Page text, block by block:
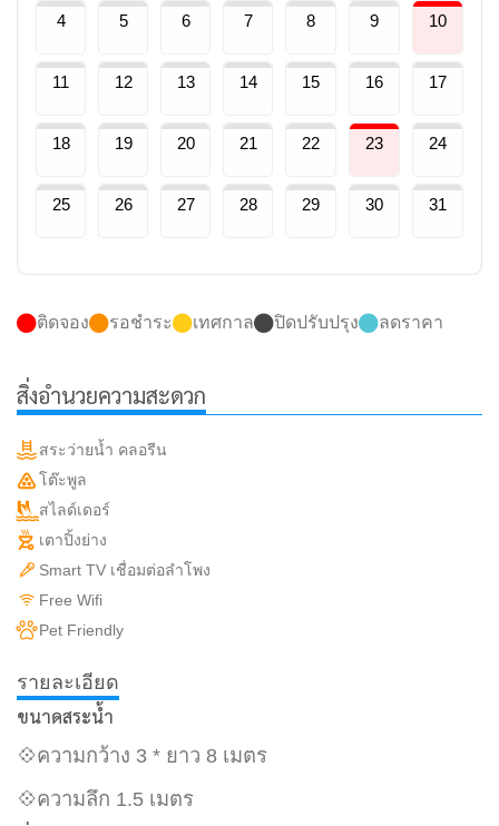
4 5 6 7 8 9 10
11 12 13 14 15 16 17
18 19 20 21 22 23 24
25 26 27 28 29 30 31
ติดจอง รอชำระ เทศกาล ปิดปรับปรุง ลดราคา
สิ่งอำนวยความสะดวก
สระว่ายน้ำ คลอรีน
โต๊ะพูล
สไลด์เดอร์
เตาปิ้งย่าง
Smart TV เชื่อมต่อลำโพง
Free Wifi
Pet Friendly
รายละเอียด
ขนาดสระน้ำ
💠ความกว้าง 3 * ยาว 8 เมตร
💠ความลึก 1.5 เมตร